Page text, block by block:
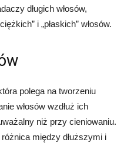
długich włosów,
i „płaskich” włosów.
polega na tworzeniu
włosów wzdłuż ich
niż przy cieniowaniu.
między dłuższymi i